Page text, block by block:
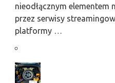
nieodłącznym elementem
przez serwisy
platformy …